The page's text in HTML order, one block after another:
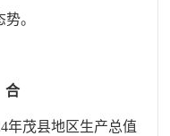
。
合
年茂县地区生产总值